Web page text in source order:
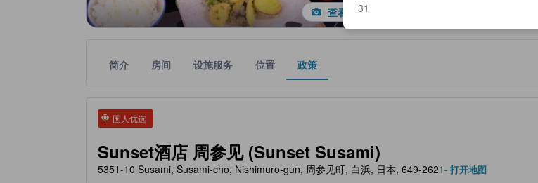
31
查看全部图片
简介 房间 设施服务 位置 政策
国人优选
tooltip
Sunset酒店 周参见 (Sunset Susami)
tooltip
金色星星表示的等级信息由合作第三方平台提供，仅作为住宿舒适度、设施服务等方面的水平参考。
5351-10 Susami, Susami-cho, Nishimuro-gun, 周参见町, 白浜, 日本, 649-2621- 打开地图